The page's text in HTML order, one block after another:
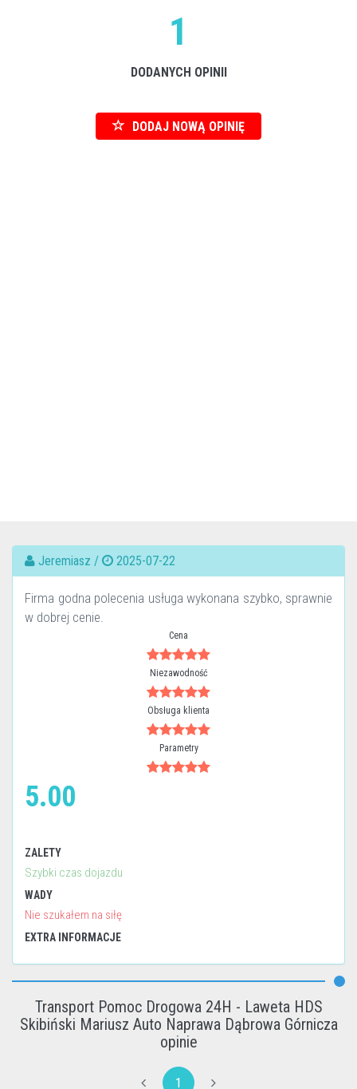
1
DODANYCH OPINII
DODAJ NOWĄ OPINIĘ
Jeremiasz / 2025-07-22
Firma godna polecenia usługa wykonana szybko, sprawnie
w dobrej cenie.
Cena
Niezawodność
Obsługa klienta
Parametry
5.00
ZALETY
Szybki czas dojazdu
WADY
Nie szukałem na siłę
EXTRA INFORMACJE
Transport Pomoc Drogowa 24H - Laweta HDS
Skibiński Mariusz Auto Naprawa Dąbrowa Górnicza
opinie
1